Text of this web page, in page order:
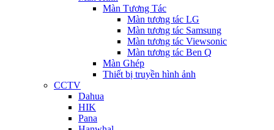
Màn Tương Tác
Màn tương tác LG
Màn tương tác Samsung
Màn tương tác Viewsonic
Màn tương tác Ben Q
Màn Ghép
Thiết bị truyền hình ảnh
CCTV
Dahua
HIK
Pana